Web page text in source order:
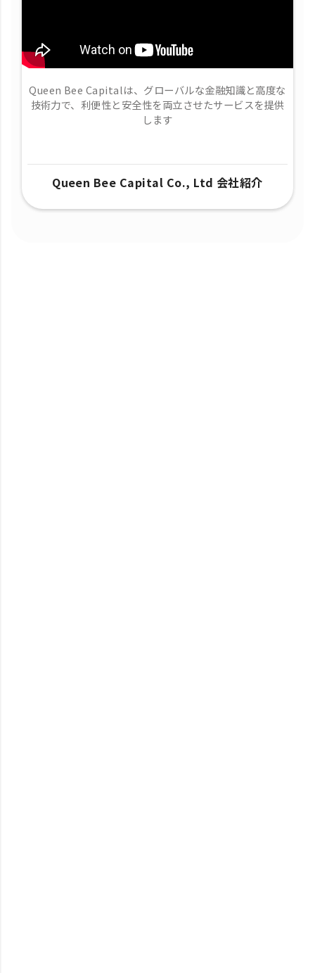
Queen Bee Capitalは、グローバルな金融知識と高度な
技術力で、​利便性と安全性を両立させたサービスを提供
します
Queen Bee Capital Co., Ltd 会社紹介